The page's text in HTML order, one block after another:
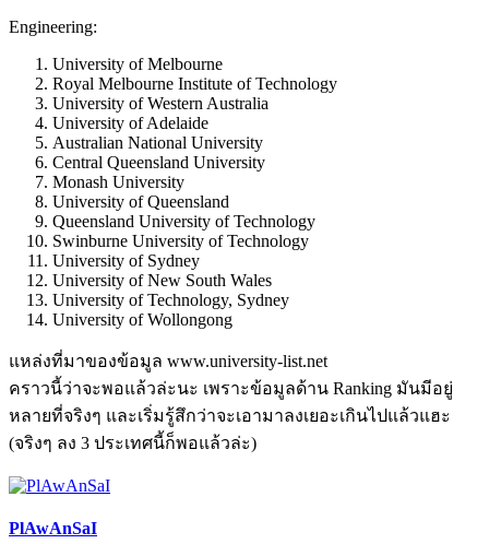
Engineering:
University of Melbourne
Royal Melbourne Institute of Technology
University of Western Australia
University of Adelaide
Australian National University
Central Queensland University
Monash University
University of Queensland
Queensland University of Technology
Swinburne University of Technology
University of Sydney
University of New South Wales
University of Technology, Sydney
University of Wollongong
แหล่งที่มาของข้อมูล www.university-list.net
คราวนี้ว่าจะพอแล้วล่ะนะ เพราะข้อมูลด้าน Ranking มันมีอยู่
หลายที่จริงๆ และเริ่มรู้สึกว่าจะเอามาลงเยอะเกินไปแล้วแฮะ
(จริงๆ ลง 3 ประเทศนี้ก็พอแล้วล่ะ)
PlAwAnSaI